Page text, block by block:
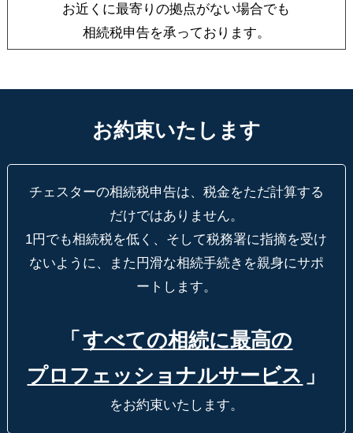
お近くに最寄りの拠点がない場合でも
相続税申告を承っております。
お約束いたします
チェスターの相続税申告は、税金をただ計算する
だけではありません。
1円でも相続税を低く、そして税務署に指摘を受け
ないように、
また円滑な相続手続きを親身にサポ
ートします。
「 すべての相続に最高の
プロフェッショナルサービス 」
をお約束いたします。